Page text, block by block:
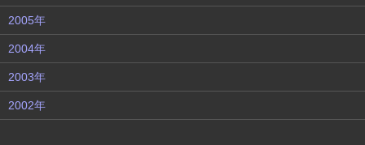
2005年
2004年
2003年
2002年